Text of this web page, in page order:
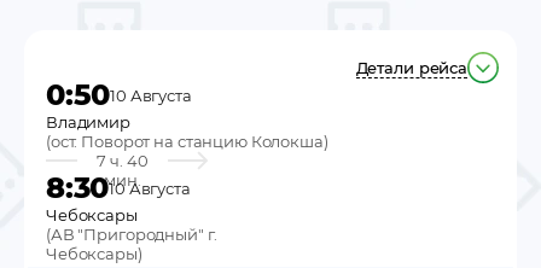
Детали рейса
0:5010 Августа
Владимир
(ост. Поворот на станцию Колокша)
7 ч. 40
мин.
8:3010 Августа
Чебоксары
(АВ "Пригородный" г.
Чебоксары)